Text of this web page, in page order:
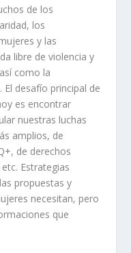
de los
los
y las
libre de violencia y
como la
desafío principal de
es encontrar
nuestras luchas
amplios, de
de derechos
Estrategias
propuestas y
necesitan, pero
que